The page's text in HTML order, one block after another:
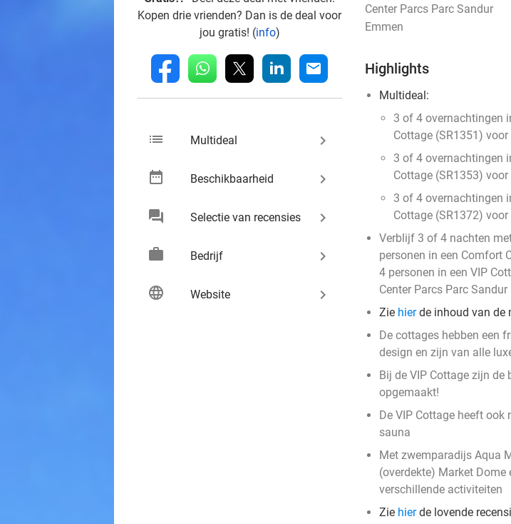
Kopen drie vrienden? Dan is de deal voor
jou gratis! (info)
fb whatsapp linkedin mail
list Multideal keyboard_arrow_right
date_range Beschikbaarheid keyboard_arrow_right
chat Selectie van recensies keyboard_arrow_right
work Bedrijf keyboard_arrow_right
language Website keyboard_arrow_right
Center Parcs Parc Sandur
Emmen
Highlights
Multideal:
3 of 4 overnachtingen
Cottage (SR1351)
3 of 4 overnachtingen
Cottage (SR1353)
3 of 4 overnachtingen
Cottage (SR1372)
Verblijf 3 of 4 nachten
personen in een Comfort
4 personen in een VIP
Center Parcs Parc Sandur
Zie hierde inhoud van de
De cottages hebben een
design en zijn van alle
Bij de VIP Cottage zijn de
opgemaakt!
De VIP Cottage heeft ook
sauna
Met zwemparadijs Aqua
(overdekte) Market Dome
verschillende activiteiten
Zie hierde lovende